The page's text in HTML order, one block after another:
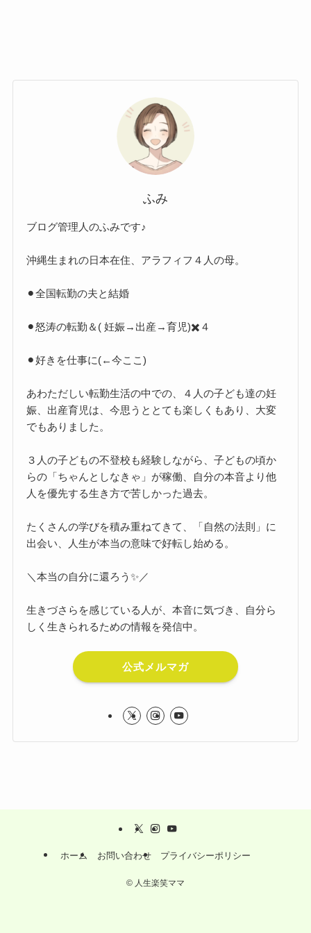
ふみ
ブログ管理人のふみです♪
沖縄生まれの日本在住、アラフィフ４人の母。
⚫︎全国転勤の夫と結婚
⚫︎怒涛の転勤＆( 妊娠→出産→育児)✖️４
⚫︎好きを仕事に(←今ここ)
あわただしい転勤生活の中での、４人の子ども達の妊
娠、出産育児は、今思うととても楽しくもあり、大変
でもありました。
３人の子どもの不登校も経験しながら、子どもの頃か
らの「ちゃんとしなきゃ」が稼働、自分の本音より他
人を優先する生き方で苦しかった過去。
たくさんの学びを積み重ねてきて、「自然の法則」に
出会い、人生が本当の意味で好転し始める。
＼本当の自分に還ろう✨／
生きづさらを感じている人が、本音に気づき、自分ら
しく生きられるための情報を発信中。
公式メルマガ
ホーム お問い合わせ プライバシーポリシー
© 人生楽笑ママ